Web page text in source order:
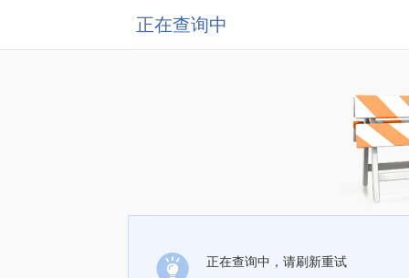
正在查询中
正在查询中，请刷新重试